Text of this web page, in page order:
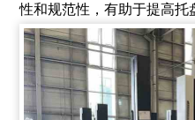
性和规范性，有助于提高托